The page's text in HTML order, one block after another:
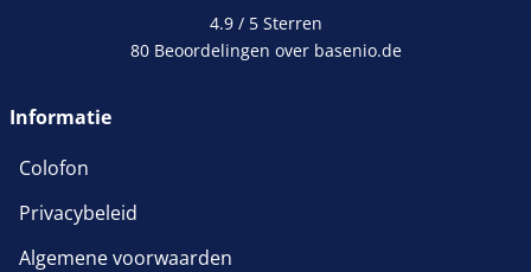
4.9 / 5Sterren
80 Beoordelingen over basenio.de
Informatie
Colofon
Privacybeleid
Algemene voorwaarden